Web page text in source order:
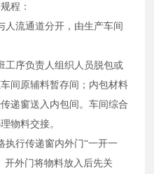
程：
人流通道分开，由生产车间
工序负责人组织人员脱包或
间原辅料暂存间；内包材料
递窗送入内包间。车间综合
物料交接。
执行传递窗内外门“一开一
开外门将物料放入后先关